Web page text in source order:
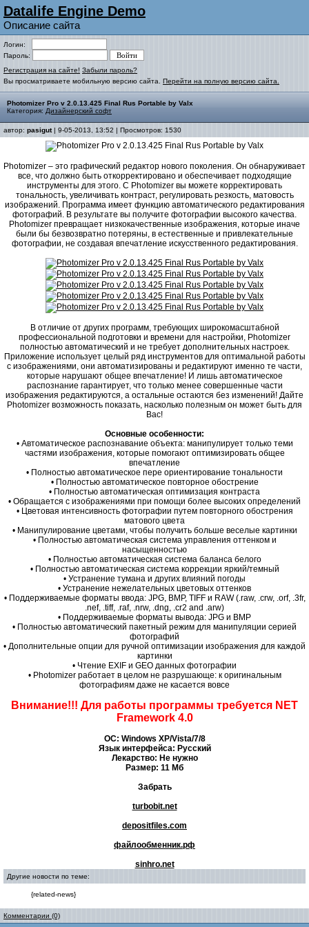
Datalife Engine Demo
Описание сайта
Логин:
Пароль:
Регистрация на сайте! Забыли пароль?
Вы просматриваете мобильную версию сайта. Перейти на полную версию сайта.
Photomizer Pro v 2.0.13.425 Final Rus Portable by Valx
Категория: Дизайнерский софт
автор: pasigut| 9-05-2013, 13:52 | Просмотров: 1530
Photomizer – это графический редактор нового поколения. Он обнаруживает
все, что должно быть откорректировано и обеспечивает подходящие
инструменты для этого. С Photomizer вы можете корректировать
тональность, увеличивать контраст, регулировать резкость, матовость
изображений. Программа имеет функцию автоматического редактирования
фотографий. В результате вы получите фотографии высокого качества.
Photomizer превращает низкокачественные изображения, которые иначе
были бы безвозвратно потеряны, в естественные и привлекательные
фотографии, не создавая впечатление искусственного редактирования.
В отличие от других программ, требующих широкомасштабной
профессиональной подготовки и времени для настройки, Photomizer
полностью автоматический и не требует дополнительных настроек.
Приложение использует целый ряд инструментов для оптимальной работы
с изображениями, они автоматизированы и редактируют именно те части,
которые нарушают общее впечатление! И лишь автоматическое
распознание гарантирует, что только менее совершенные части
изображения редактируются, а остальные остаются без изменений! Дайте
Photomizer возможность показать, насколько полезным он может быть для
Вас!
Основные особенности:
• Автоматическое распознавание объекта: манипулирует только теми
частями изображения, которые помогают оптимизировать общее
впечатление
• Полностью автоматическое пере ориентирование тональности
• Полностью автоматическое повторное обострение
• Полностью автоматическая оптимизация контраста
• Обращается с изображениями при помощи более высоких определений
• Цветовая интенсивность фотографии путем повторного обострения
матового цвета
• Манипулирование цветами, чтобы получить больше веселые картинки
• Полностью автоматическая система управления оттенком и
насыщенностью
• Полностью автоматическая система баланса белого
• Полностью автоматическая система коррекции яркий/темный
• Устранение тумана и других влияний погоды
• Устранение нежелательных цветовых оттенков
• Поддерживаемые форматы ввода: JPG, BMP, TIFF и RAW (.raw, .crw, .orf, .3fr,
.nef, .tiff, .raf, .nrw, .dng, .cr2 and .arw)
• Поддерживаемые форматы вывода: JPG и BMP
• Полностью автоматический пакетный режим для манипуляции серией
фотографий
• Дополнительные опции для ручной оптимизации изображения для каждой
картинки
• Чтение EXIF и GEO данных фотографии
• Photomizer работает в целом не разрушающе: к оригинальным
фотографиям даже не касается вовсе
Внимание!!! Для работы программы требуется NET
Framework 4.0
ОС: Windows XP/Vista/7/8
Язык интерфейса: Русский
Лекарство: Не нужно
Размер: 11 Мб
Забрать
turbobit.net
depositfiles.com
файлообменник.рф
sinhro.net
Другие новости по теме:
{related-news}
Комментарии (0)